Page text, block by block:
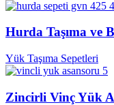
Hurda Taşıma ve
Yük Taşıma Sepetleri
Zincirli Vinç Yük